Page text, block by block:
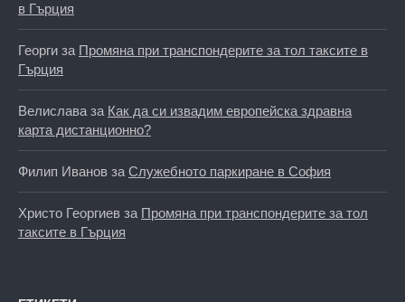
в Гърция
Георги за Промяна при транспондерите за тол таксите в
Гърция
Велислава за Как да си извадим европейска здравна
карта дистанционно?
Филип Иванов за Служебното паркиране в София
Христо Георгиев за Промяна при транспондерите за тол
таксите в Гърция